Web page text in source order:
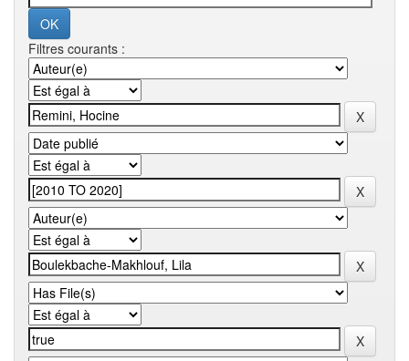
Filtres courants :